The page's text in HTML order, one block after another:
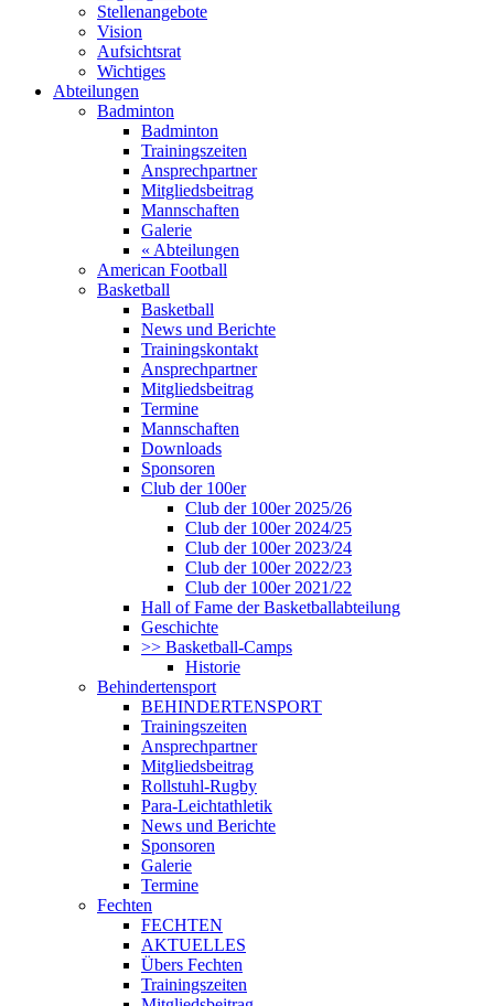
Stellenangebote
Vision
Aufsichtsrat
Wichtiges
Abteilungen
Badminton
Badminton
Trainingszeiten
Ansprechpartner
Mitgliedsbeitrag
Mannschaften
Galerie
« Abteilungen
American Football
Basketball
Basketball
News und Berichte
Trainingskontakt
Ansprechpartner
Mitgliedsbeitrag
Termine
Mannschaften
Downloads
Sponsoren
Club der 100er
Club der 100er 2025/26
Club der 100er 2024/25
Club der 100er 2023/24
Club der 100er 2022/23
Club der 100er 2021/22
Hall of Fame der Basketballabteilung
Geschichte
>> Basketball-Camps
Historie
Behindertensport
BEHINDERTENSPORT
Trainingszeiten
Ansprechpartner
Mitgliedsbeitrag
Rollstuhl-Rugby
Para-Leichtathletik
News und Berichte
Sponsoren
Galerie
Termine
Fechten
FECHTEN
AKTUELLES
Übers Fechten
Trainingszeiten